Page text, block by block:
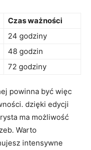
Czas ⁤ważności
24 godziny
48​ godzin
72 ‌godziny
⁢powinna‌ być ⁤więc
dzięki edycji
ma możliwość
Warto
intensywne